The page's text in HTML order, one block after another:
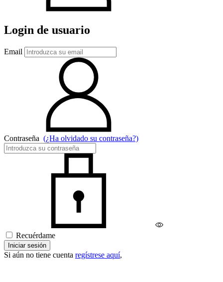
Login de usuario
Email
Contraseña (¿Ha olvidado su contraseña?)
Recuérdame
Iniciar sesión
Si aún no tiene cuenta regístrese aquí,